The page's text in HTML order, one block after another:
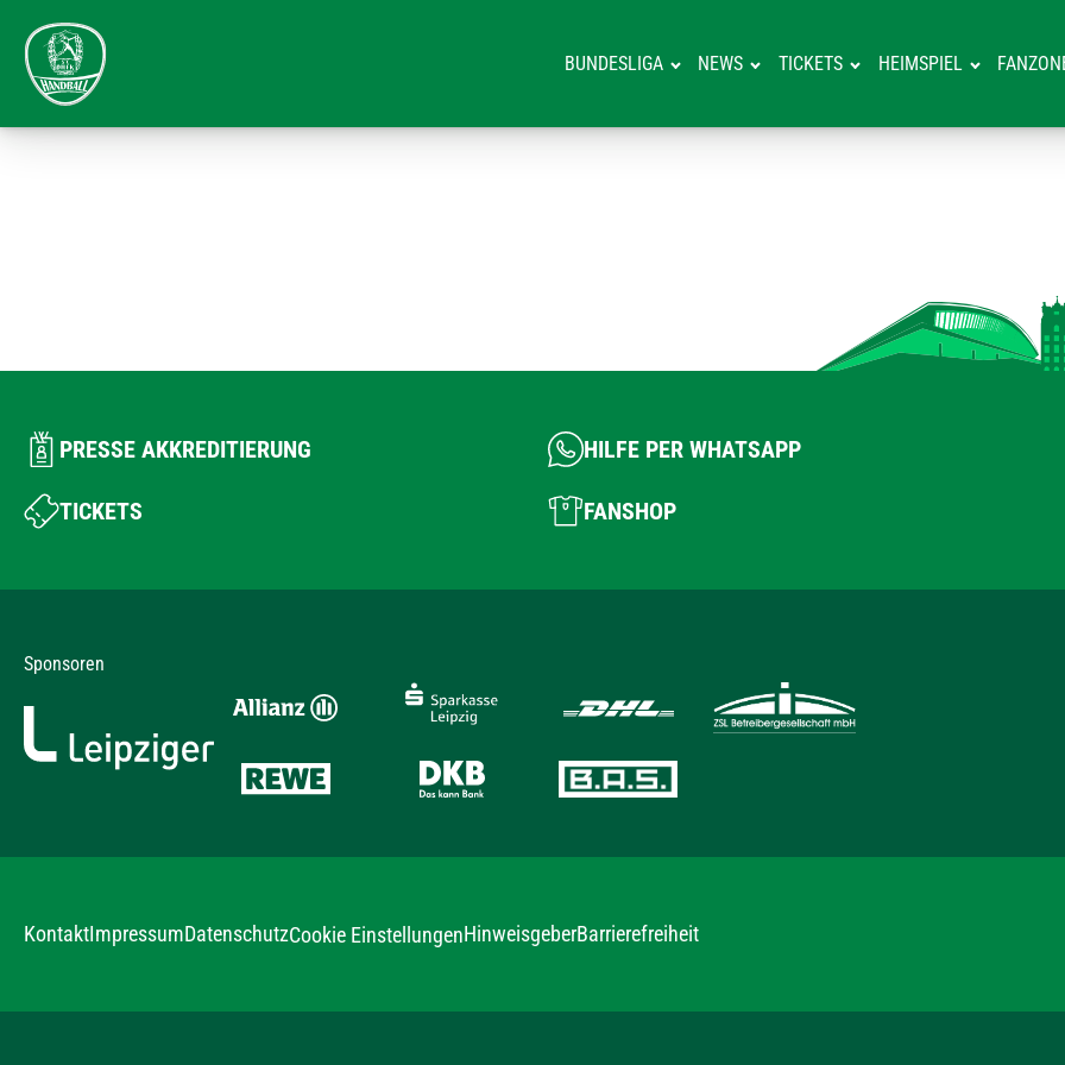
BUNDESLIGA NEWS TICKETS HEIMSPIEL
PRESSE AKKREDITIERUNG HILFE PER WHATSAPP
TICKETS FANSHOP
Sponsoren
KontaktImpressumDatenschutzCookie EinstellungenHinweisgeberBarrierefreiheit